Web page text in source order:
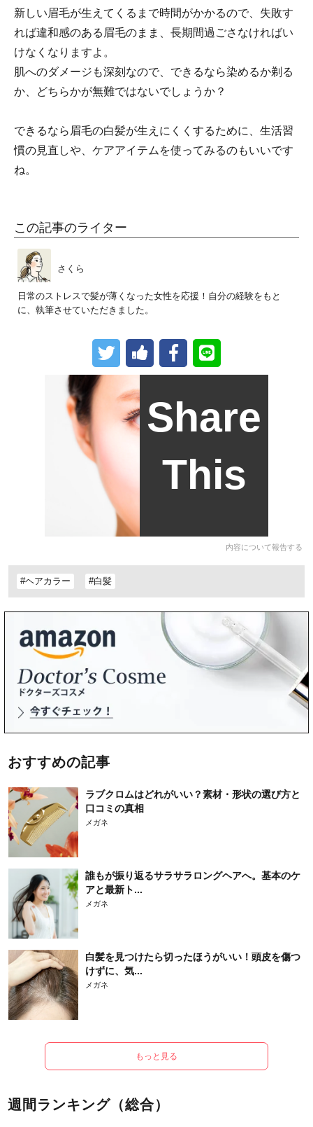
新しい眉毛が生えてくるまで時間がかかるので、失敗す
れば違和感のある眉毛のまま、長期間過ごさなければい
けなくなりますよ。
肌へのダメージも深刻なので、できるなら染めるか剃る
か、どちらかが無難ではないでしょうか？
できるなら眉毛の白髪が生えにくくするために、生活習
慣の見直しや、ケアアイテムを使ってみるのもいいです
ね。
この記事のライター
さくら
日常のストレスで髪が薄くなった女性を応援！自分の経験をもと
に、執筆させていただきました。
Share
This
内容について報告する
#ヘアカラー #白髪
おすすめの記事
ラブクロムはどれがいい？素材・形状の選び方と
口コミの真相
メガネ
誰もが振り返るサラサラロングヘアへ。基本のケ
アと最新ト...
メガネ
白髪を見つけたら切ったほうがいい！頭皮を傷つ
けずに、気...
メガネ
もっと見る
週間ランキング（総合）